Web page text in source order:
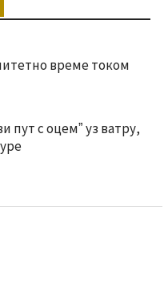
време током
пут с оцемˮ уз ватру,